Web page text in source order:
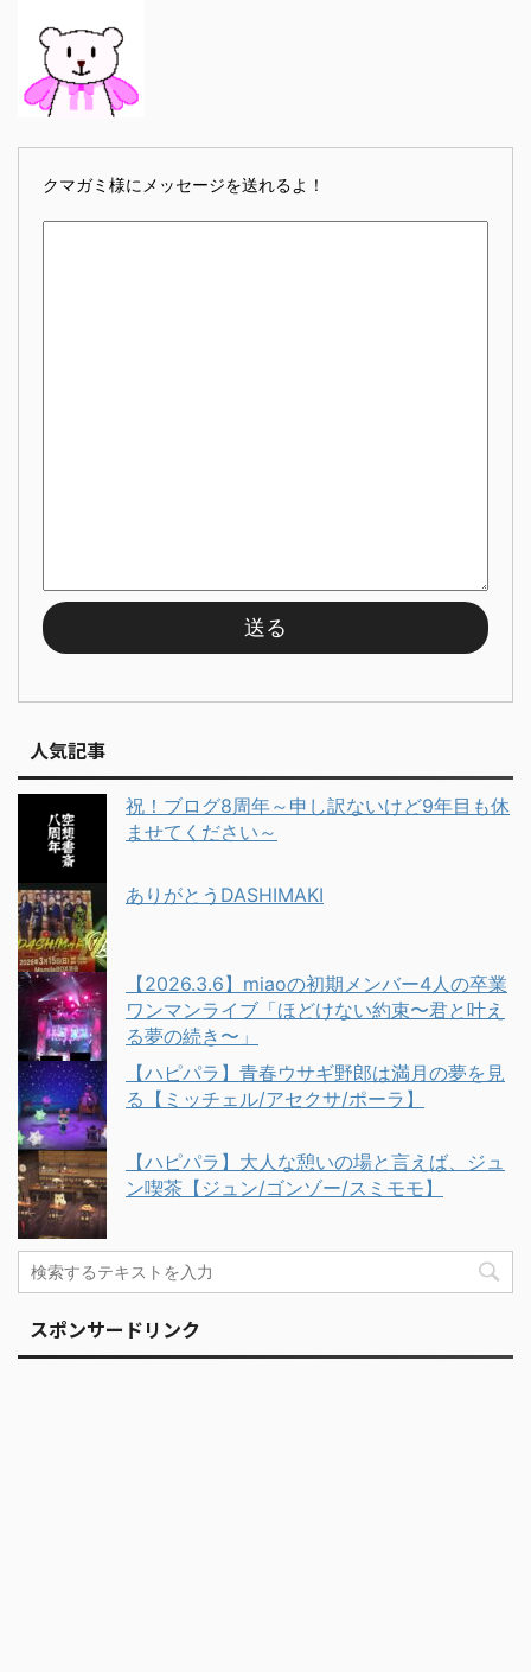
クマガミ様にメッセージを送れるよ！
人気記事
祝！ブログ8周年～申し訳ないけど9年目も休
ませてください～
ありがとうDASHIMAKI
【2026.3.6】miaoの初期メンバー4人の卒業
ワンマンライブ「ほどけない約束〜君と叶え
る夢の続き〜」
【ハピパラ】青春ウサギ野郎は満月の夢を見
る【ミッチェル/アセクサ/ポーラ】
【ハピパラ】大人な憩いの場と言えば、ジュ
ン喫茶【ジュン/ゴンゾー/スミモモ】
スポンサードリンク